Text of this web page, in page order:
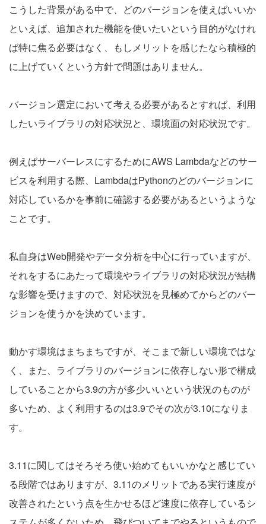
こうした背景がある中で、どのバージョンを使えばいいか
といえば、追加された機能を使いたいという目的がなけれ
ば特に焦る必要はなく、もしメリットを感じたなら積極的
に上げていくという方針で問題はありません。
バージョン選定において考える必要があるとすれば、利用
したいライブラリの対応状況と、環境面の対応状況です。
例えばサーバーレスにするためにAWS Lambdaなどのサー
ビスを利用する際、LambdaはPythonのどのバージョンに
対応しているかを事前に確認する必要があるというような
ことです。
私自身はWeb開発やデータ分析を中心に行っていますが、
それをするにあたって環境やライブラリの対応状況が結構
な影響を受けますので、対応状況を見極めてからどのバー
ジョンを使うかを決めています。
動かす環境はまちまちですが、そこまで新しい環境ではな
く、また、ライブラリのバージョンに依存しない形で構成
していることから3.9の方が多少いいという状況のものが
多いため、よく利用するのは3.9でその次が3.10になりま
す。
3.11に関してはそろそろ使い始めてもいいかなと感じてい
る段階ではありますが、3.11のメリットである実行速度が
改善されたという点を生かせるほど速度に依存しているシ